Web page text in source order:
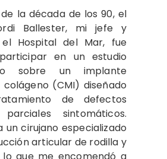
la década de los 90, el
Ballester, mi jefe y
Hospital del Mar, fue
en un estudio
sobre un implante
(CMI) diseñado
de defectos
parciales sintomáticos.
un cirujano especializado
articular de rodilla y